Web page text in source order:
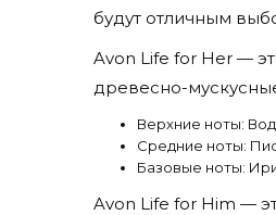
будут отличным
Avon Life for Her —
древесно-
Верхние ноты:
Средние ноты:
Базовые ноты:
Avon Life for Him —